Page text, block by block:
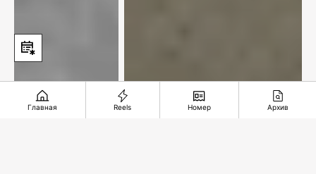
Главная Reels Номер Архив